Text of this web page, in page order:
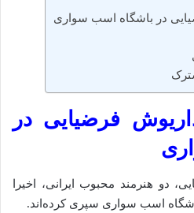
در باشگاه اسب سواری
فرضیایی در
دو هنرمند محبوب ایرانی، اخیرا
اسب‌ سواری سپری کرده‌اند.